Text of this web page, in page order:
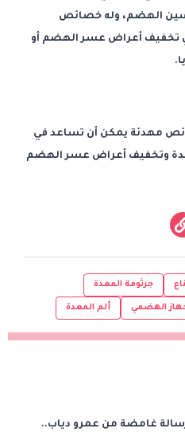
الهضم، وله خصائص
تخفيف أعراض عسر الهضم أو
مهدئة يمكن أن تساعد في
وتخفيف أعراض عسر الهضم
جرثومة المعدة
الهضمي ألم المعدة
غامضة من عمرو دياب..